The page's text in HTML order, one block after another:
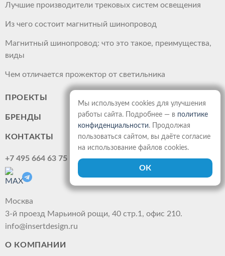
Лучшие производители трековых систем освещения
Из чего состоит магнитный шинопровод
Магнитный шинопровод: что это такое, преимущества,
виды
Чем отличается прожектор от светильника
ПРОЕКТЫ
БРЕНДЫ
КОНТАКТЫ
+7 495 664 63 75
Москва
3-й проезд Марьиной рощи, 40 стр.1, офис 210.
info@insertdesign.ru
О КОМПАНИИ
Мы используем cookies для улучшения
работы сайта. Подробнее — в политике
конфиденциальности. Продолжая
пользоваться сайтом, вы даёте согласие
на использование файлов cookies.